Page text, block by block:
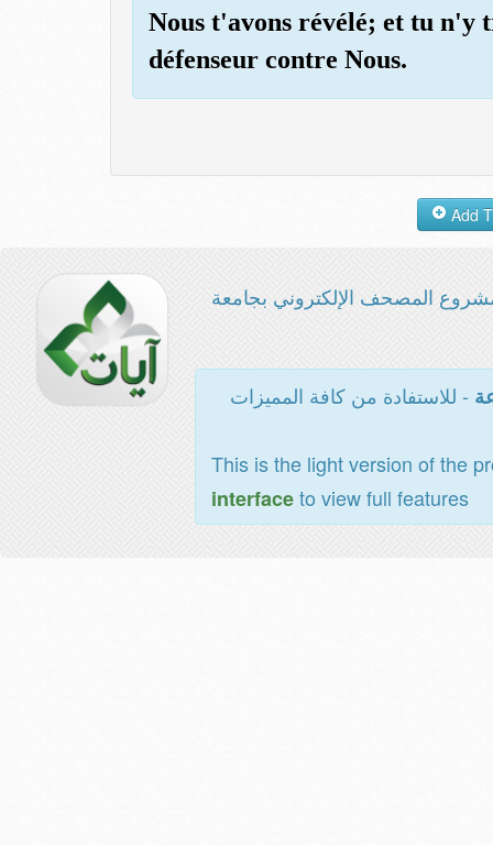
Nous t'avons révélé; et tu n'y
défenseur contre Nous.
المصحف الإلكتروني بجامعة
- للاستفادة من كافة المميزات
This is the light version of the
interfaceto view full features